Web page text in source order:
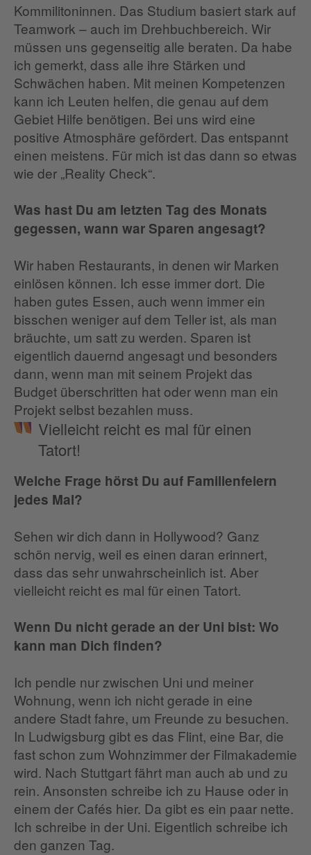
Kommilitoninnen. Das Studium basiert stark auf
Teamwork – auch im Drehbuchbereich. Wir
müssen uns gegenseitig alle beraten. Da habe
ich gemerkt, dass alle ihre Stärken und
Schwächen haben. Mit meinen Kompetenzen
kann ich Leuten helfen, die genau auf dem
Gebiet Hilfe benötigen. Bei uns wird eine
positive Atmosphäre gefördert. Das entspannt
einen meistens. Für mich ist das dann so etwas
wie der „Reality Check“.
Was hast Du am letzten Tag des Monats
gegessen, wann war Sparen angesagt?
Wir haben Restaurants, in denen wir Marken
einlösen können. Ich esse immer dort. Die
haben gutes Essen, auch wenn immer ein
bisschen weniger auf dem Teller ist, als man
bräuchte, um satt zu werden. Sparen ist
eigentlich dauernd angesagt und besonders
dann, wenn man mit seinem Projekt das
Budget überschritten hat oder wenn man ein
Projekt selbst bezahlen muss.
Vielleicht reicht es mal für einen
Tatort!
Welche Frage hörst Du auf Familienfeiern
jedes Mal?
Sehen wir dich dann in Hollywood? Ganz
schön nervig, weil es einen daran erinnert,
dass das sehr unwahrscheinlich ist. Aber
vielleicht reicht es mal für einen Tatort.
Wenn Du nicht gerade an der Uni bist: Wo
kann man Dich finden?
Ich pendle nur zwischen Uni und meiner
Wohnung, wenn ich nicht gerade in eine
andere Stadt fahre, um Freunde zu besuchen.
In Ludwigsburg gibt es das Flint, eine Bar, die
fast schon zum Wohnzimmer der Filmakademie
wird. Nach Stuttgart fährt man auch ab und zu
rein. Ansonsten schreibe ich zu Hause oder in
einem der Cafés hier. Da gibt es ein paar nette.
Ich schreibe in der Uni. Eigentlich schreibe ich
den ganzen Tag.